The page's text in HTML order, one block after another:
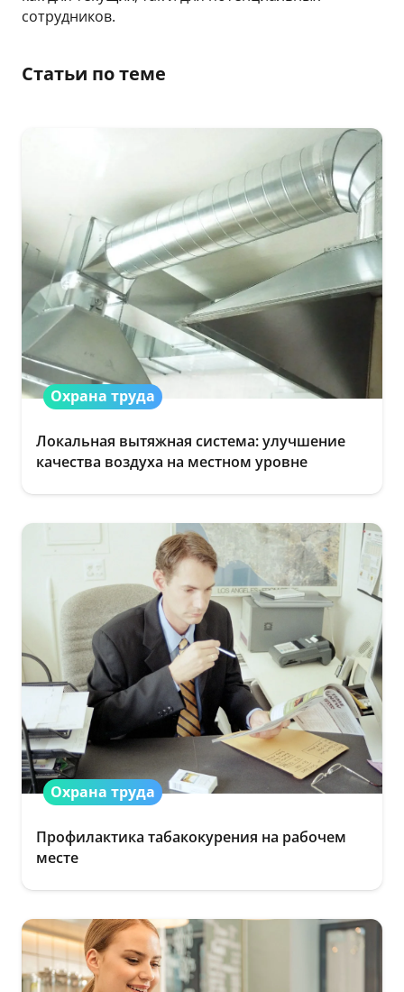
сотрудников.
Статьи по теме
Охрана труда
Локальная вытяжная система: улучшение
качества воздуха на местном уровне
Охрана труда
Профилактика табакокурения на рабочем
месте